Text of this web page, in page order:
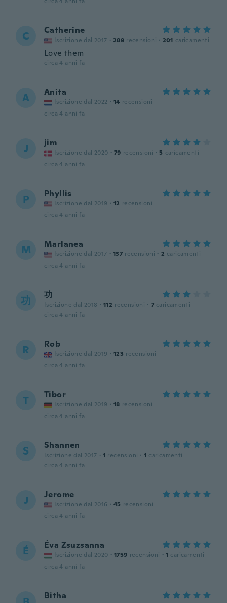
C Catherine
Iscrizione dal 2017 · 289 recensioni · 201 caricamenti
Love them
circa 4 anni fa
A Anita
Iscrizione dal 2022 · 14 recensioni
circa 4 anni fa
J jim
Iscrizione dal 2020 · 79 recensioni · 5 caricamenti
circa 4 anni fa
P Phyllis
Iscrizione dal 2019 · 12 recensioni
circa 4 anni fa
M Marlanea
Iscrizione dal 2017 · 137 recensioni · 2 caricamenti
circa 4 anni fa
功 功
Iscrizione dal 2018 · 112 recensioni · 7 caricamenti
circa 4 anni fa
R Rob
Iscrizione dal 2019 · 123 recensioni
circa 4 anni fa
T Tibor
Iscrizione dal 2019 · 18 recensioni
circa 4 anni fa
S Shannen
Iscrizione dal 2017 · 1 recensioni · 1 caricamenti
circa 4 anni fa
J Jerome
Iscrizione dal 2016 · 45 recensioni
circa 4 anni fa
É Éva Zsuzsanna
Iscrizione dal 2020 · 1759 recensioni · 1 caricamenti
circa 4 anni fa
Bitha